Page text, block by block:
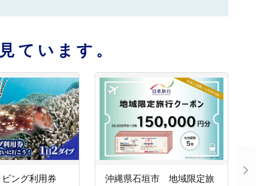
ています。
ビング利用券
沖縄県石垣市 地域限定旅